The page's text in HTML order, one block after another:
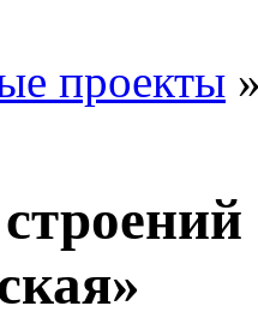
проекты